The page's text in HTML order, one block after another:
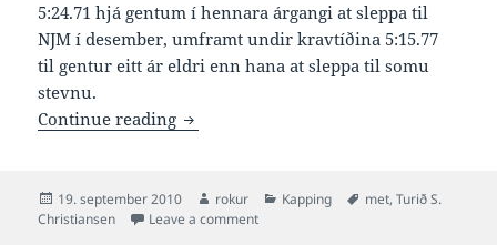
5:24.71 hjá gentum í hennara árgangi at sleppa til
NJM í desember, umframt undir kravtíðina 5:15.77
til gentur eitt ár eldri enn hana at sleppa til somu
stevnu.
Continue reading Turið 5:11.41 og juniormet í 400
Posted
on
19. september 2010 Author
rokur Categories
Kapping Tags
met,Turið S.
Christiansen
Leave a commenton Turið 5:11.41 og juniormet í 400